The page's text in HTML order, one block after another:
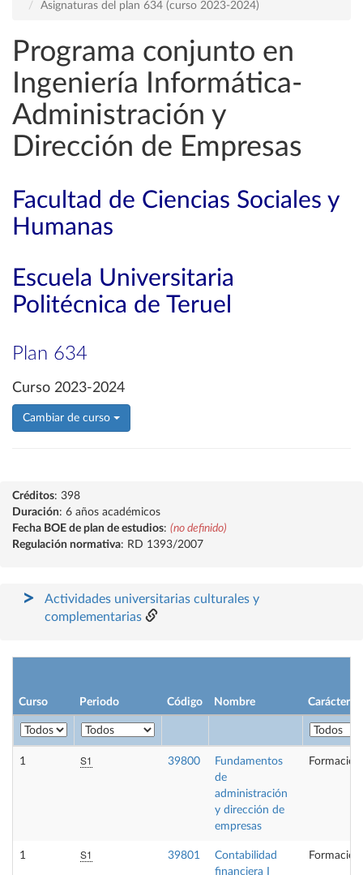
Asignaturas del plan 634 (curso 2023-2024)
Programa conjunto en
Ingeniería Informática-
Administración y
Dirección de Empresas
Facultad de Ciencias Sociales y
Humanas
Escuela Universitaria
Politécnica de Teruel
Plan 634
Curso 2023-2024
Cambiar de curso
Créditos: 398
Duración: 6 años académicos
Fecha BOE de plan de estudios: (no definido)
Regulación normativa: RD 1393/2007
Actividades universitarias culturales y
complementarias
Curso Periodo Código Nombre Carácter
1 S1 39800
Fundamentos
de
administración
y dirección de
empresas
1 S1 39801
Contabilidad
financiera I